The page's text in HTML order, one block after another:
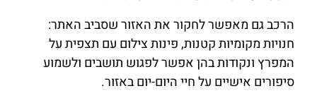
הרכב גם מאפשר לחקור את האזור שסביב האתר:
חנויות מקומיות קטנות, פינות צילום עם תצפית על
המפרץ ונקודות בהן אפשר לפגוש תושבים ולשמוע
סיפורים אישיים על חיי היום-יום באזור.